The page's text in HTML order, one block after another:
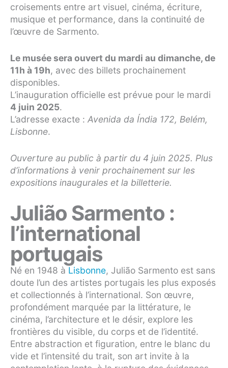
croisements entre art visuel, cinéma, écriture,
musique et performance, dans la continuité de
l’œuvre de Sarmento.
Le musée sera ouvert du mardi au dimanche, de
11h à 19h, avec des billets prochainement
disponibles.
L’inauguration officielle est prévue pour le mardi
4 juin 2025.
L’adresse exacte : Avenida da Índia 172, Belém,
Lisbonne.
Ouverture au public à partir du 4 juin 2025. Plus
d’informations à venir prochainement sur les
expositions inaugurales et la billetterie.
Julião Sarmento :
l’international
portugais
Né en 1948 à Lisbonne, Julião Sarmento est sans
doute l’un des artistes portugais les plus exposés
et collectionnés à l’international. Son œuvre,
profondément marquée par la littérature, le
cinéma, l’architecture et le désir, explore les
frontières du visible, du corps et de l’identité.
Entre abstraction et figuration, entre le blanc du
vide et l’intensité du trait, son art invite à la